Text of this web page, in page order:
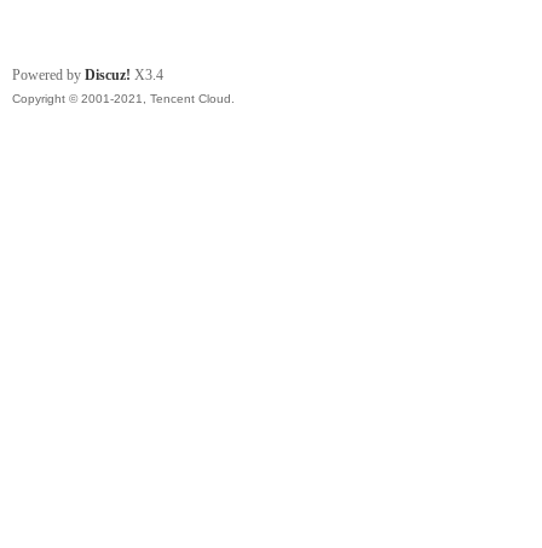
Powered by Discuz! X3.4
Copyright © 2001-2021, Tencent Cloud.